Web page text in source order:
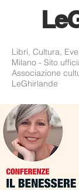
Le
Libri, Cultura,
Milano - Sito
Associazione
LeGhirlande